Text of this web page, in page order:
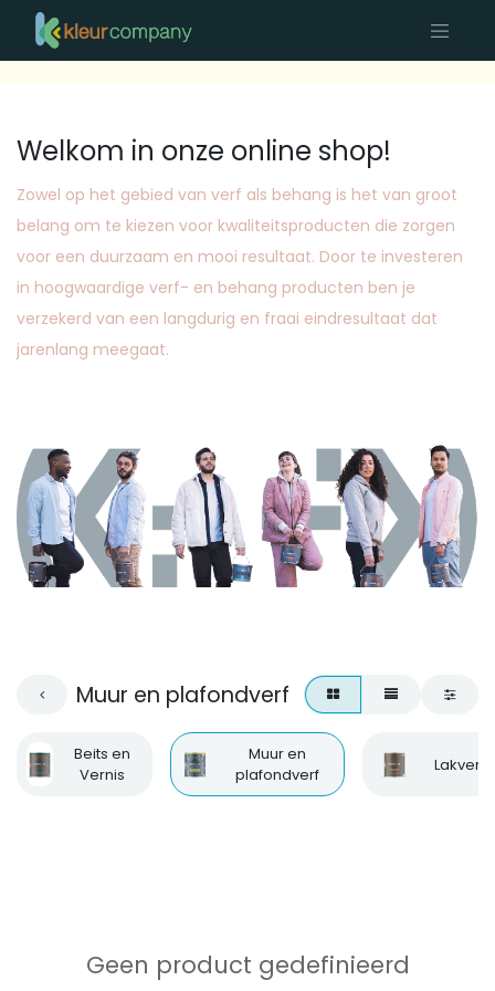
Welkom in onze online shop!
Zowel op het gebied van verf als behang is het van groot
belang om te kiezen voor kwaliteitsproducten die zorgen
voor een duurzaam en mooi resultaat. Door te investeren
in hoogwaardige verf- en behang producten ben je
verzekerd van een langdurig en fraai eindresultaat dat
jarenlang meegaat.
Muur en plafondverf
Beits en
Vernis
Muur en
plafondverf
Lakverf
Geen product gedefinieerd